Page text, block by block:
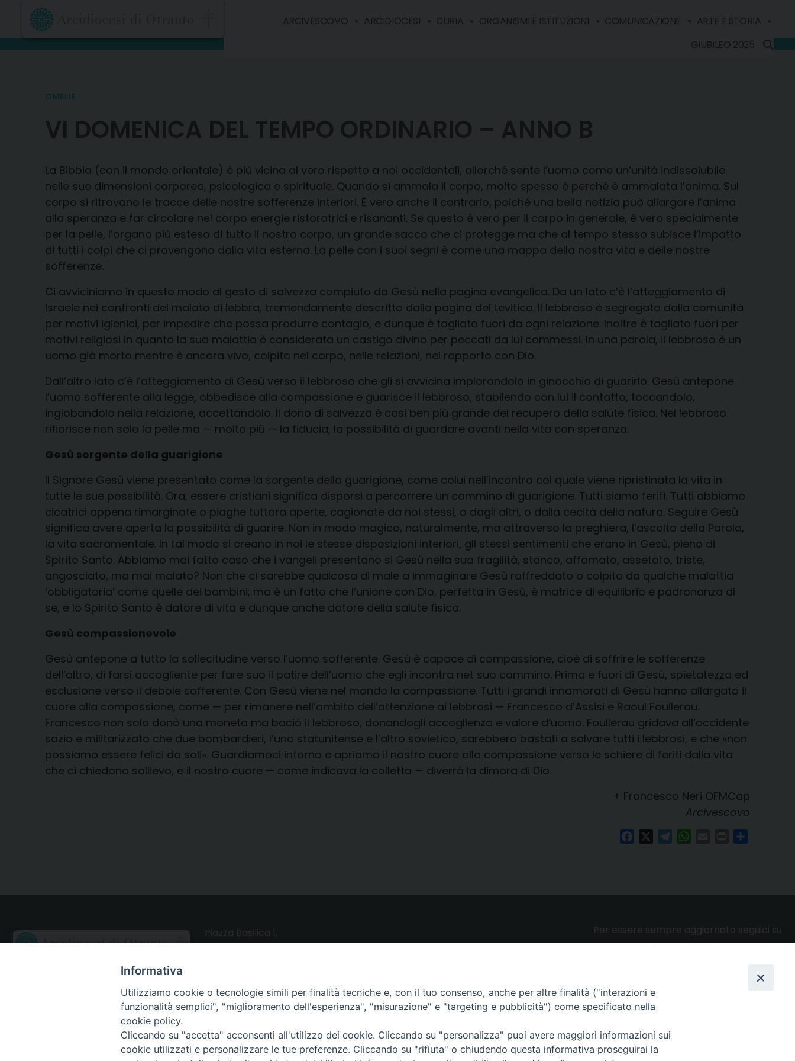
content
ARCIVESCOVO ARCIDIOCESI CURIA ORGANISMI E ISTITUZIONI COMUNICAZIONE
ARTE E STORIA
GIUBILEO 2025
OMELIE
VI DOMENICA DEL TEMPO ORDINARIO – ANNO B
La Bibbia (con il mondo orientale) è più vicina al vero rispetto a noi occidentali, allorché sente l’uomo come un’unità indissolubile
nelle sue dimensioni corporea, psicologica e spirituale. Quando si ammala il corpo, molto spesso è perché è ammalata l’anima. Sul
corpo si ritrovano le tracce delle nostre sofferenze interiori. È vero anche il contrario, poiché una bella notizia può allargare l’anima
alla speranza e far circolare nel corpo energie ristoratrici e risananti. Se questo è vero per il corpo in generale, è vero specialmente
per la pelle, l’organo più esteso di tutto il nostro corpo, un grande sacco che ci protegge ma che al tempo stesso subisce l’impatto
di tutti i colpi che ci provengono dalla vita esterna. La pelle con i suoi segni è come una mappa della nostra vita e delle nostre
sofferenze.
Ci avviciniamo in questo modo al gesto di salvezza compiuto da Gesù nella pagina evangelica. Da un lato c’è l’atteggiamento di
Israele nei confronti del malato di lebbra, tremendamente descritto dalla pagina del Levitico. Il lebbroso è segregato dalla comunità
per motivi igienici, per impedire che possa produrre contagio, e dunque è tagliato fuori da ogni relazione. Inoltre è tagliato fuori per
motivi religiosi in quanto la sua malattia è considerata un castigo divino per peccati da lui commessi. In una parola, il lebbroso è un
uomo già morto mentre è ancora vivo, colpito nel corpo, nelle relazioni, nel rapporto con Dio.
Dall’altro lato c’è l’atteggiamento di Gesù verso il lebbroso che gli si avvicina implorandolo in ginocchio di guarirlo. Gesù antepone
l’uomo sofferente alla legge, obbedisce alla compassione e guarisce il lebbroso, stabilendo con lui il contatto, toccandolo,
inglobandolo nella relazione, accettandolo. Il dono di salvezza è cosi ben più grande del recupero della salute fisica. Nel lebbroso
rifiorisce non solo la pelle ma — molto più — la fiducia, la possibilità di guardare avanti nella vita con speranza.
Gesù sorgente della guarigione
Il Signore Gesù viene presentato come la sorgente della guarigione, come colui nell’incontro col quale viene ripristinata la vita in
tutte le sue possibilità. Ora, essere cristiani significa disporsi a percorrere un cammino di guarigione. Tutti siamo feriti. Tutti abbiamo
cicatrici appena rimarginate o piaghe tuttora aperte, cagionate da noi stessi, o dagli altri, o dalla cecità della natura. Seguire Gesù
significa avere aperta la possibilità di guarire. Non in modo magico, naturalmente, ma attraverso la preghiera, I’ascolto della Parola,
la vita sacramentale. In tal modo si creano in noi le stesse disposizioni interiori, gli stessi sentimenti che erano in Gesù, pieno di
Spirito Santo. Abbiamo mai fatto caso che i vangeli presentano si Gesù nella sua fragilità, stanco, affamato, assetato, triste,
angosciato, ma mai malato? Non che ci sarebbe qualcosa di male a immaginare Gesù raffreddato o colpito da qualche malattia
‘obbligatoria’ come quelle dei bambini; ma è un fatto che I’unione con Dio, perfetta in Gesù, è matrice di equilibrio e padronanza di
se, e lo Spirito Santo è datore di vita e dunque anche datore della salute fisica.
Gesù compassionevole
Gesù antepone a tutto la sollecitudine verso l’uomo sofferente. Gesù è capace di compassione, cioè di soffrire le sofferenze
dell’altro, di farsi accogliente per fare suo il patire dell’uomo che egli incontra net suo cammino. Prima e fuori di Gesù, spietatezza ed
esclusione verso il debole sofferente. Con Gesù viene nel mondo la compassione. Tutti i grandi innamorati di Gesù hanno allargato il
cuore alla compassione, come — per rimanere nell’ambito dell’attenzione ai lebbrosi — Francesco d’Assisi e Raoul Foullerau.
Francesco non solo donò una moneta ma baciò il lebbroso, donandogli accoglienza e valore d’uomo. Foullerau gridava all’occidente
sazio e militarizzato che due bombardieri, l’uno statunitense e l’altro sovietico, sarebbero bastati a salvare tutti i lebbrosi, e che «non
possiamo essere felici da soli». Guardiamoci intorno e apriamo il nostro cuore alla compassione verso le schiere di feriti dalla vita
che ci chiedono sollievo, e il nostro cuore — come indicava la colletta — diverrà la dimora di Dio.
+ Francesco Neri OFMCap
Arcivescovo
FacebookTelegramWhatsAppPrint
CONTATTI
Webmail Uffici
Webmail Parrocchie
UTILITY
Altri articoli
Privacy e cookie policy
Informativa
Utilizziamo cookie o tecnologie simili per finalità tecniche e, con il tuo consenso, anche per altre finalità ("interazioni e
funzionalità semplici", "miglioramento dell'esperienza", "misurazione" e "targeting e pubblicità") come specificato nella
cookie policy.
Cliccando su "accetta" acconsenti all'utilizzo dei cookie. Cliccando su "personalizza" puoi avere maggiori informazioni sui
cookie utilizzati e personalizzare le tue preferenze. Cliccando su "rifiuta" o chiudendo questa informativa proseguirai la